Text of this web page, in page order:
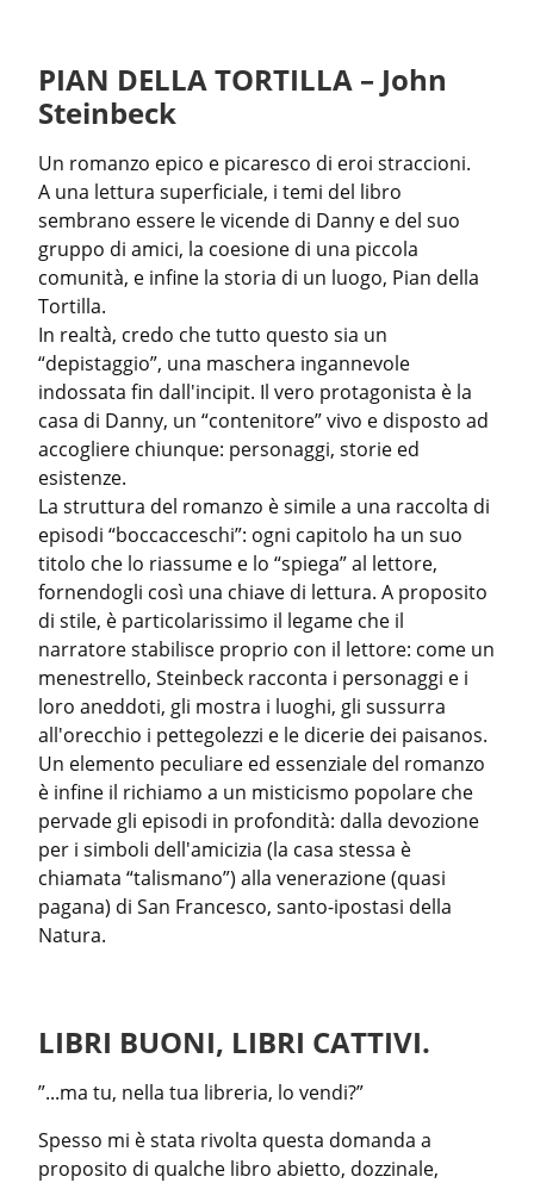
PIAN DELLA TORTILLA – John
Steinbeck
Un romanzo epico e picaresco di eroi straccioni.
A una lettura superficiale, i temi del libro
sembrano essere le vicende di Danny e del suo
gruppo di amici, la coesione di una piccola
comunità, e infine la storia di un luogo, Pian della
Tortilla.
In realtà, credo che tutto questo sia un
“depistaggio”, una maschera ingannevole
indossata fin dall'incipit. Il vero protagonista è la
casa di Danny, un “contenitore” vivo e disposto ad
accogliere chiunque: personaggi, storie ed
esistenze.
La struttura del romanzo è simile a una raccolta di
episodi “boccacceschi”: ogni capitolo ha un suo
titolo che lo riassume e lo “spiega” al lettore,
fornendogli così una chiave di lettura. A proposito
di stile, è particolarissimo il legame che il
narratore stabilisce proprio con il lettore: come un
menestrello, Steinbeck racconta i personaggi e i
loro aneddoti, gli mostra i luoghi, gli sussurra
all'orecchio i pettegolezzi e le dicerie dei paisanos.
Un elemento peculiare ed essenziale del romanzo
è infine il richiamo a un misticismo popolare che
pervade gli episodi in profondità: dalla devozione
per i simboli dell'amicizia (la casa stessa è
chiamata “talismano”) alla venerazione (quasi
pagana) di San Francesco, santo-ipostasi della
Natura.
LIBRI BUONI, LIBRI CATTIVI.
”...ma tu, nella tua libreria, lo vendi?”
Spesso mi è stata rivolta questa domanda a
proposito di qualche libro abietto, dozzinale,